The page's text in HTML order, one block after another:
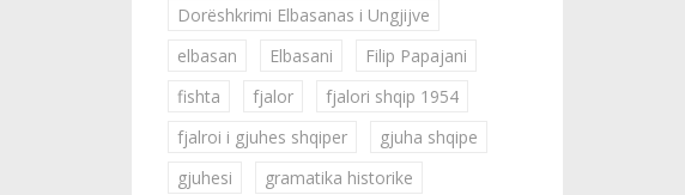
Dorëshkrimi Elbasanas i Ungjijve
elbasan
Elbasani
Filip Papajani
fishta
fjalor
fjalori shqip 1954
fjalroi i gjuhes shqiper
gjuha shqipe
gjuhesi
gramatika historike